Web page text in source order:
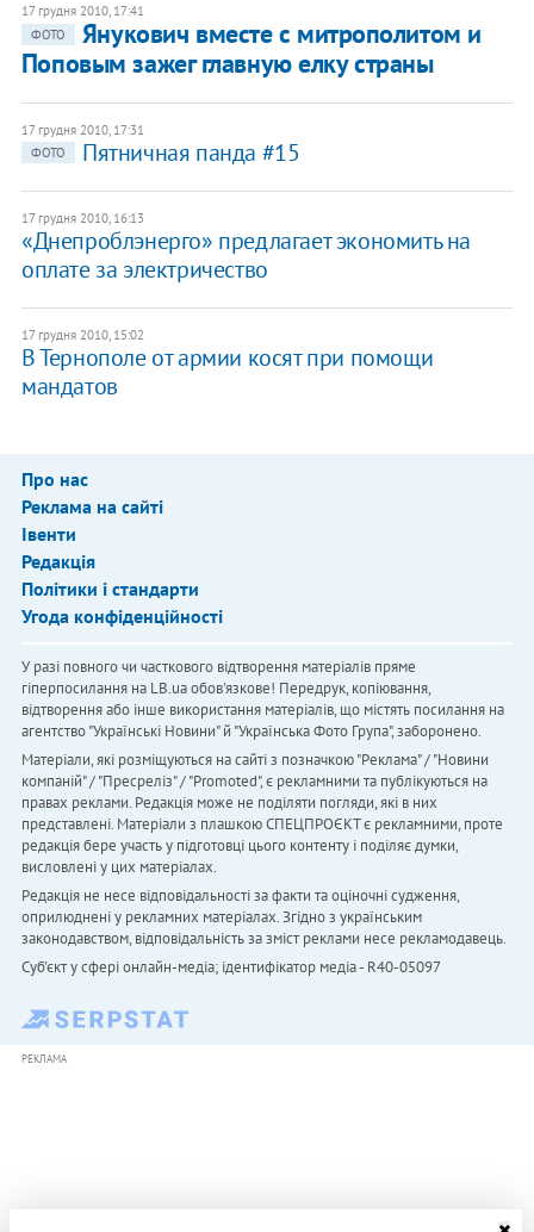
17 грудня 2010, 17:41
ФОТО
Янукович вместе с митрополитом и
Поповым зажег главную елку страны
17 грудня 2010, 17:31
ФОТО
Пятничная панда #15
17 грудня 2010, 16:13
«Днепроблэнерго» предлагает экономить на
оплате за электричество
17 грудня 2010, 15:02
В Тернополе от армии косят при помощи
мандатов
Про нас
Реклама на сайті
Івенти
Редакція
Політики і стандарти
Угода конфіденційності
У разі повного чи часткового відтворення матеріалів пряме
гіперпосилання на LB.ua обов'язкове! Передрук, копіювання,
відтворення або інше використання матеріалів, що містять посилання на
агентство "Українськi Новини" й "Українська Фото Група", заборонено.
Матеріали, які розміщуються на сайті з позначкою "Реклама" / "Новини
компаній" / "Пресреліз" / "Promoted", є рекламними та публікуються на
правах реклами. Редакція може не поділяти погляди, які в них
представлені. Матеріали з плашкою СПЕЦПРОЄКТ є рекламними, проте
редакція бере участь у підготовці цього контенту і поділяє думки,
висловлені у цих матеріалах.
Редакція не несе відповідальності за факти та оціночні судження,
оприлюднені у рекламних матеріалах. Згідно з українським
законодавством, відповідальність за зміст реклами несе рекламодавець.
Cуб'єкт у сфері онлайн-медіа; ідентифікатор медіа - R40-05097
РЕКЛАМА